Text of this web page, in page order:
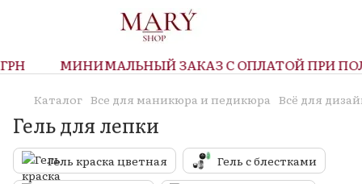
МИНИМАЛЬНЫЙ ЗАКАЗ С ОПЛАТОЙ ПРИ
Каталог Все для маникюра и педикюра Всё для
Гель для лепки
Гель краска цветная
Гель с блестками